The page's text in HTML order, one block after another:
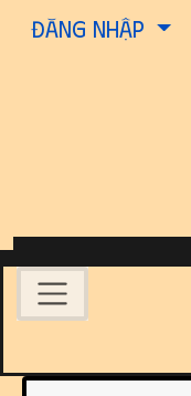
Site
Đăng nhập